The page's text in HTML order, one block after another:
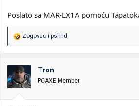
Poslato sa MAR-LX1A pomoću
R
a
o
v
a
n
Zogovac i pshnd
Tron
PCAXE Member